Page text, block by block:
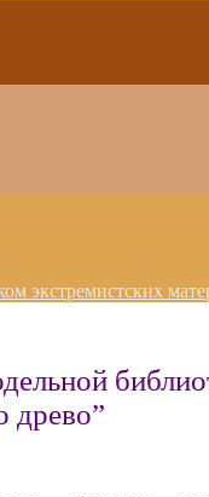
экстремистских
древо”